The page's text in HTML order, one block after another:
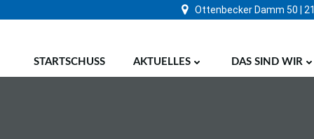
Ottenbecker Damm 50 |
STARTSCHUSS AKTUELLES DAS SIND WIR